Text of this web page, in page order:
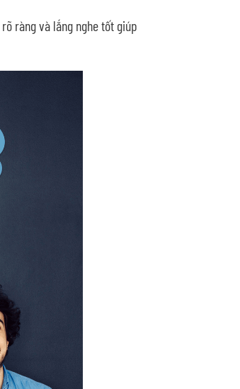
ràng và lắng nghe tốt giúp